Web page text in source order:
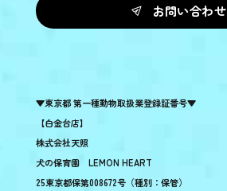
お問い合わせ
▼東京都 第一種動物取扱業登録証番号▼
【白金台店】
株式会社天照
犬の保育園 LEMON HEART
25東京都保第008672号（種別：保管）